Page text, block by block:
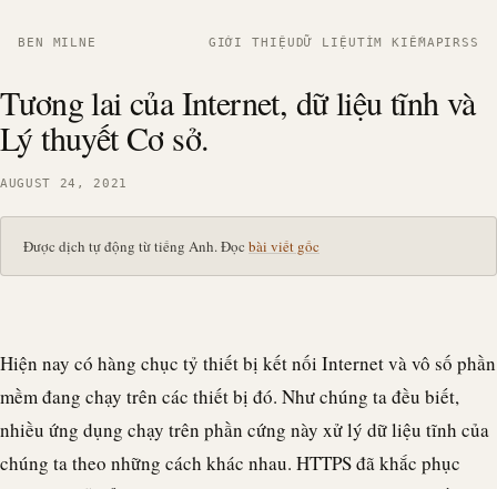
BEN MILNE GIỚI THIỆUDỮ LIỆUTÌM KIẾMAPIRSS
Tương lai của Internet, dữ liệu tĩnh và
Lý thuyết Cơ sở.
AUGUST 24, 2021
Được dịch tự động từ tiếng Anh. Đọc bài viết gốc
Hiện nay có hàng chục tỷ thiết bị kết nối Internet và vô số phần
mềm đang chạy trên các thiết bị đó. Như chúng ta đều biết,
nhiều ứng dụng chạy trên phần cứng này xử lý dữ liệu tĩnh của
chúng ta theo những cách khác nhau. HTTPS đã khắc phục